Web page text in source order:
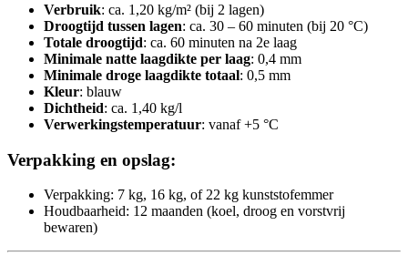
Verbruik: ca. 1,20 kg/m² (bij 2 lagen)
Droogtijd tussen lagen: ca. 30 – 60 minuten (bij 20 °C)
Totale droogtijd: ca. 60 minuten na 2e laag
Minimale natte laagdikte per laag: 0,4 mm
Minimale droge laagdikte totaal: 0,5 mm
Kleur: blauw
Dichtheid: ca. 1,40 kg/l
Verwerkingstemperatuur: vanaf +5 °C
Verpakking en opslag:
Verpakking: 7 kg, 16 kg, of 22 kg kunststofemmer
Houdbaarheid: 12 maanden (koel, droog en vorstvrij
bewaren)